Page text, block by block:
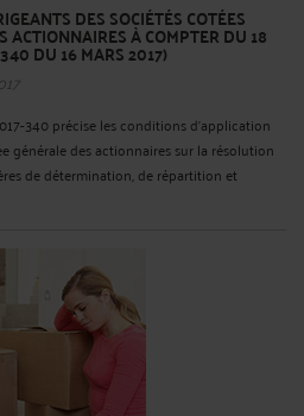
DES SOCIÉTÉS COTÉES
ACTIONNAIRES À COMPTER DU 18
DU 16 MARS 2017)
340 précise les conditions d'application
générale des actionnaires sur la résolution
de détermination, de répartition et